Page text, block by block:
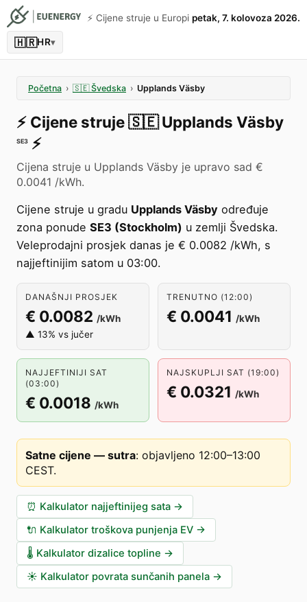
⚡️ Cijene struje u Europi petak, 7. kolovoza 2026.
🇭🇷HR▾
Početna › 🇸🇪 Švedska › Upplands Väsby
⚡️ Cijene struje🇸🇪 Upplands Väsby
SE3 ⚡️
Cijena struje u Upplands Väsby je upravo sad €
0.0041 /kWh.
Cijene struje u gradu Upplands Väsby određuje
zona ponude SE3 (Stockholm) u zemlji Švedska.
Veleprodajni prosjek danas je € 0.0082 /kWh, s
najjeftinijim satom u 03:00.
DANAŠNJI PROSJEK
€ 0.0082 /kWh
▲ 13% vs jučer
TRENUTNO (12:00)
€ 0.0041 /kWh
NAJJEFTINIJI SAT
(03:00)
€ 0.0018 /kWh
NAJSKUPLJI SAT (19:00)
€ 0.0321 /kWh
Satne cijene — sutra: objavljeno 12:00–13:00
CEST.
⏰ Kalkulator najjeftinijeg sata →
🔌 Kalkulator troškova punjenja EV →
🌡️ Kalkulator dizalice topline →
☀️ Kalkulator povrata sunčanih panela →